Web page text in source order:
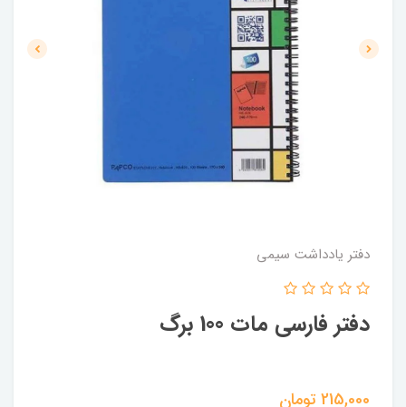
دفتر یادداشت سیمی
دفتر فارسی مات 100 برگ
215,000تومان